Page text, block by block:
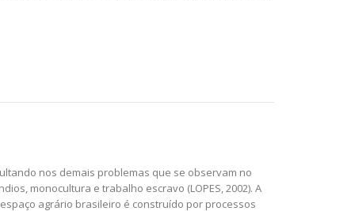
nos demais problemas que se observam no
monocultura e trabalho escravo (LOPES, 2002). A
agrário brasileiro é construído por processos